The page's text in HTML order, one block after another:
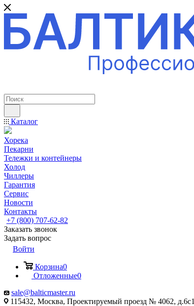
Каталог
Хорека
Пекарни
Тележки и контейнеры
Холод
Чиллеры
Гарантия
Сервис
Новости
Контакты
+7 (800) 707-62-82
Заказать звонок
Задать вопрос
Войти
Корзина0
Отложенные0
sale@balticmaster.ru
115432, Москва, Проектируемый проезд № 4062, д.6с1